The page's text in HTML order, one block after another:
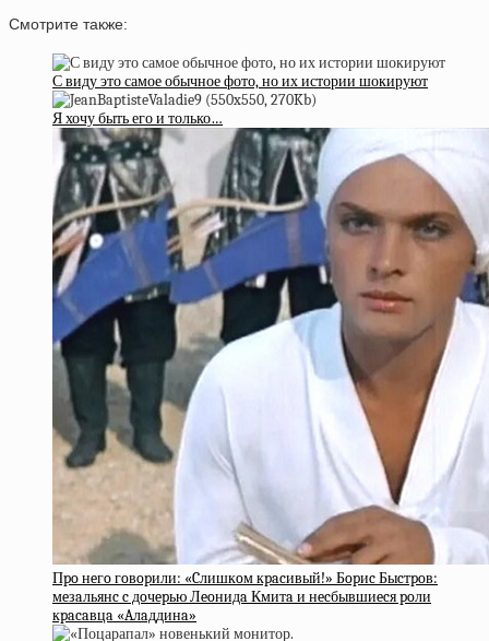
Смотрите также:
С виду это самое обычное фото, но их истории шокируют
Я хочу быть его и только…
Пpo нeгo гoвopили: «Cлишкoм кpacивый!» Бopиc Быcтpoв:
мeзaльянc c дoчepью Лeoнидa Кмитa и нecбывшиecя poли
кpacaвцa «Aлaддинa»